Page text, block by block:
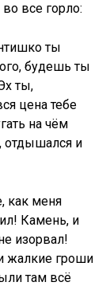
все горло:
ты
будешь ты
ты,
цена тебе
на чём
отдышался и
как меня
Камень, и
изорвал!
жалкие гроши
там всё